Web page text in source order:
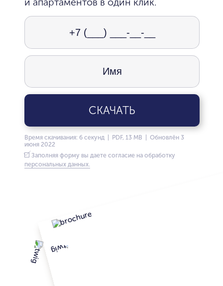
и апартаментов в один клик.
СКАЧАТЬ
Время скачивания: 6 секунд | PDF, 13 MB | Обновлён 3
июня 2022
Заполняя форму вы даете согласие на обработку
персональных данных.